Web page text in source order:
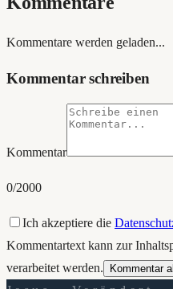
Kommentare werden geladen...
Kommentar schreiben
Kommentar
0/2000
Ich akzeptiere die
Kommentartext kann zur
verarbeitet werden.
Kommentar